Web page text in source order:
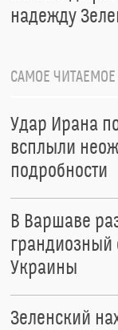
надежду
САМОЕ ЧИТАЕМОЕ
Удар Ирана
всплыли
подробности
В Варшаве
грандиозный
Украины
Зеленский